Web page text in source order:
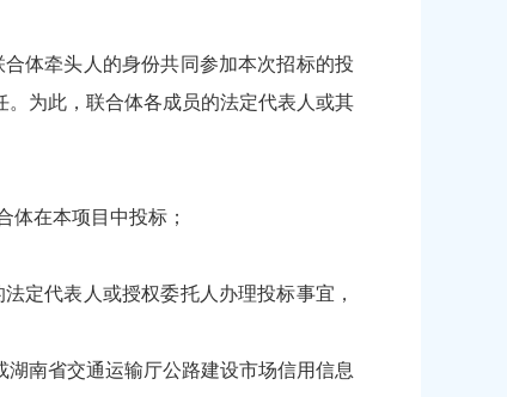
体牵头人的身份共同参加本次招标的投
为此，联合体各成员的法定代表人或其
体在本项目中投标；
定代表人或授权委托人办理投标事宜，
湖南省交通运输厅公路建设市场信用信息